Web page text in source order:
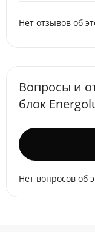
Нет отзывов об
Вопросы и
блок
Нет вопросов об